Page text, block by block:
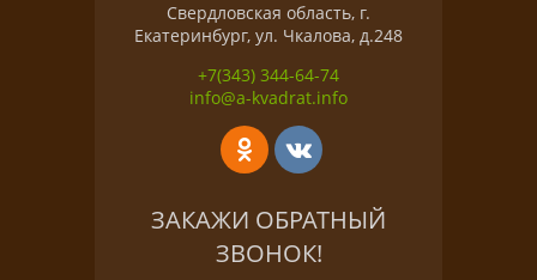
Свердловская область, г.
Екатеринбург, ул. Чкалова, д.248
+7(343) 344-64-74
info@a-kvadrat.info
ЗАКАЖИ ОБРАТНЫЙ
ЗВОНОК!